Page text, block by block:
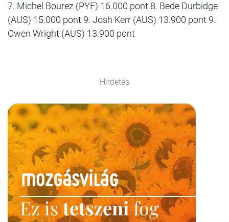
7. Michel Bourez (PYF) 16.000 pont 8. Bede Durbidge
(AUS) 15.000 pont 9. Josh Kerr (AUS) 13.900 pont 9.
Owen Wright (AUS) 13.900 pont
Hirdetés
Ez istetszenifog